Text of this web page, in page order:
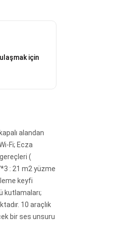
için
alandan
Fi; Ecza
(
: 21 m2 yüzme
keyfi
kutlamaları;
10 araçlık
bir ses unsuru